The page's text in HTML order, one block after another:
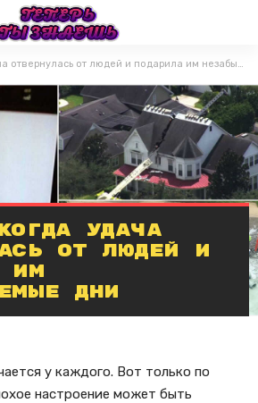
от людей и подарила им незабываемые дни
удача
от людей и
им
дни
у каждого. Вот только по
настроение может быть